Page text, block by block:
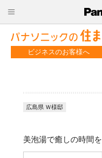
ビジネスのお客様へ
広島県 Ｗ様邸
美泡湯で癒しの時間を